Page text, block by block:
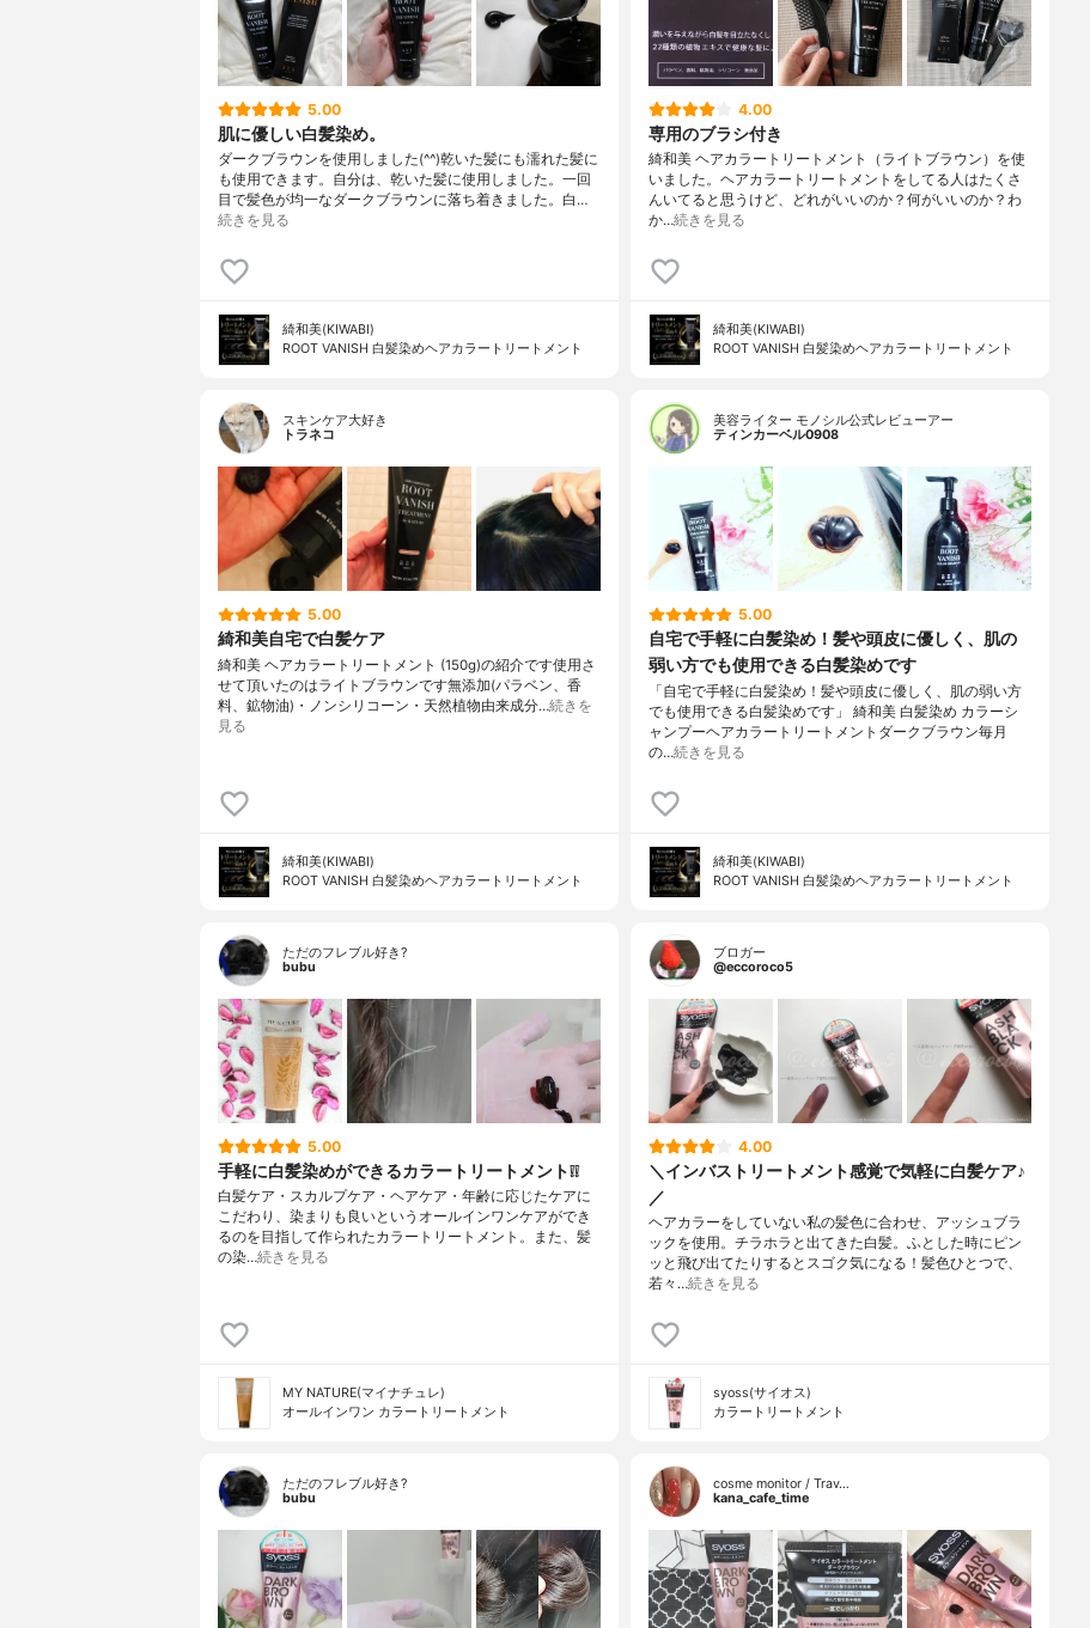
5.00
肌に優しい白髪染め。
ダークブラウンを使用しました(^^)乾いた髪にも濡れた髪に
も使用できます。自分は、乾いた髪に使用しました。一回
目で髪色が均一なダークブラウンに落ち着きました。白…
続きを見る
綺和美(KIWABI)
ROOT VANISH 白髪染めヘアカラートリートメント
4.00
専用のブラシ付き
綺和美 ヘアカラートリートメント（ライトブラウン）を使
いました。ヘアカラートリートメントをしてる人はたくさ
んいてると思うけど、どれがいいのか？何がいいのか？わ
か…続きを見る
綺和美(KIWABI)
ROOT VANISH 白髪染めヘアカラートリートメント
スキンケア大好き
トラネコ
5.00
綺和美自宅で白髪ケア
綺和美 ヘアカラートリートメント (150g)の紹介です使用さ
せて頂いたのはライトブラウンです無添加(パラベン、香
料、鉱物油)・ノンシリコーン・天然植物由来成分…続きを
見る
綺和美(KIWABI)
ROOT VANISH 白髪染めヘアカラートリートメント
美容ライター モノシル公式レビューアー
ティンカーベル0908
5.00
自宅で手軽に白髪染め！髪や頭皮に優しく、肌の
弱い方でも使用できる白髪染めです
「自宅で手軽に白髪染め！髪や頭皮に優しく、肌の弱い方
でも使用できる白髪染めです」 綺和美 白髪染め カラーシ
ャンプーヘアカラートリートメントダークブラウン毎月
の…続きを見る
綺和美(KIWABI)
ROOT VANISH 白髪染めヘアカラートリートメント
ただのフレブル好き?
bubu
5.00
手軽に白髪染めができるカラートリートメント❕❕
白髪ケア・スカルプケア・ヘアケア・年齢に応じたケアに
こだわり、染まりも良いというオールインワンケアができ
るのを目指して作られたカラートリートメント。また、髪
の染…続きを見る
MY NATURE(マイナチュレ)
オールインワン カラートリートメント
ブロガー
@eccoroco5
4.00
＼インバストリートメント感覚で気軽に白髪ケア♪
／
ヘアカラーをしていない私の髪色に合わせ、アッシュブラ
ックを使用。チラホラと出てきた白髪。ふとした時にピン
ッと飛び出てたりするとスゴク気になる！髪色ひとつで、
若々…続きを見る
syoss(サイオス)
カラートリートメント
ただのフレブル好き?
bubu
cosme monitor / Trav…
kana_cafe_time